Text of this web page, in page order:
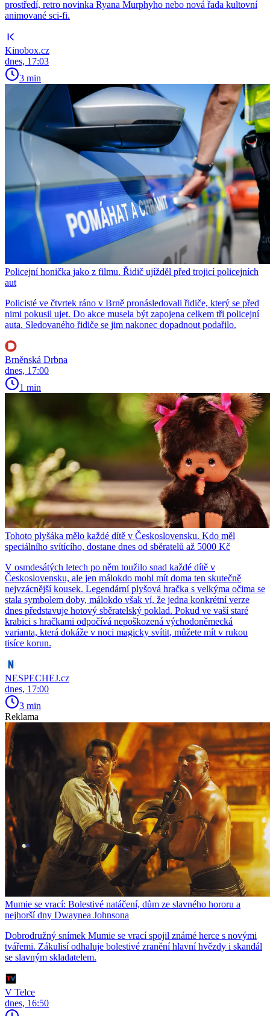
prostředí, retro novinka Ryana Murphyho nebo nová řada kultovní
animované sci-fi.
Kinobox.cz
dnes, 17:03
3 min
Policejní honička jako z filmu. Řidič ujížděl před trojicí policejních
aut
Policisté ve čtvrtek ráno v Brně pronásledovali řidiče, který se před
nimi pokusil ujet. Do akce musela být zapojena celkem tři policejní
auta. Sledovaného řidiče se jim nakonec dopadnout podařilo.
Brněnská Drbna
dnes, 17:00
1 min
Tohoto plyšáka mělo každé dítě v Československu. Kdo měl
speciálního svítícího, dostane dnes od sběratelů až 5000 Kč
V osmdesátých letech po něm toužilo snad každé dítě v
Československu, ale jen málokdo mohl mít doma ten skutečně
nejvzácnější kousek. Legendární plyšová hračka s velkýma očima se
stala symbolem doby, málokdo však ví, že jedna konkrétní verze
dnes představuje hotový sběratelský poklad. Pokud ve vaší staré
krabici s hračkami odpočívá nepoškozená východoněmecká
varianta, která dokáže v noci magicky svítit, můžete mít v rukou
tisíce korun.
NESPECHEJ.cz
dnes, 17:00
3 min
Reklama
Mumie se vrací: Bolestivé natáčení, dům ze slavného hororu a
nejhorší dny Dwaynea Johnsona
Dobrodružný snímek Mumie se vrací spojil známé herce s novými
tvářemi. Zákulisí odhaluje bolestivé zranění hlavní hvězdy i skandál
se slavným skladatelem.
V Telce
dnes, 16:50